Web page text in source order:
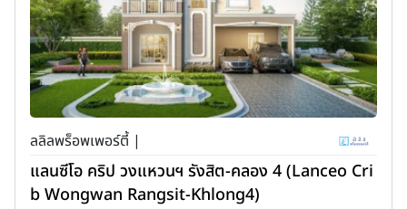
ลลิลพร็อพเพอร์ตี้ |
แลนซีโอ คริป วงแหวนฯ รังสิต-คลอง 4 (Lanceo Cri
b Wongwan Rangsit-Khlong4)